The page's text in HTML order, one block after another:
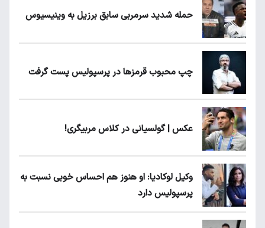
حمله شدید سرمربی سابق برزیل به وینیسیوس
چپ محبوب قرمزها در پرسپولیس پست گرفت
عکس | گولسیانی در کلاس مربیگری!
وکیل لوکادیا: او هنوز هم احساس خوبی نسبت به
پرسپولیس دارد